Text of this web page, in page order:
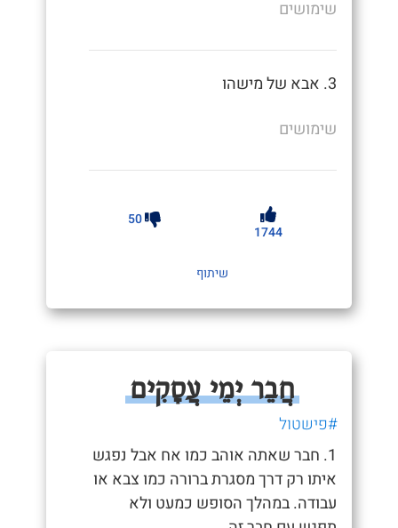
שימושים
3. אבא של מישהו
שימושים
1744
50
שיתוף
חֲבֵר יְמֵי עֲסָקִים
#פישטול
1. חבר שאתה אוהב כמו אח אבל נפגש
איתו רק דרך מסגרת ברורה כמו צבא או
עבודה. במהלך הסופש כמעט ולא